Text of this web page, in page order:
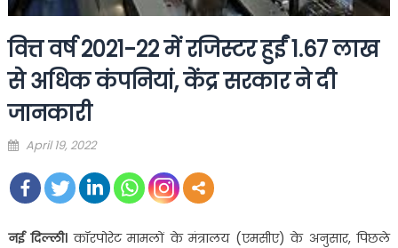
वित्त वर्ष 2021-22 में रजिस्टर हुईं 1.67 लाख
से अधिक कंपनियां, केंद्र सरकार ने दी
जानकारी
Posted
April 19, 2022
नई दिल्ली। कॉरपोरेट मामलों के मंत्रालय (एमसीए) के अनुसार, पिछले